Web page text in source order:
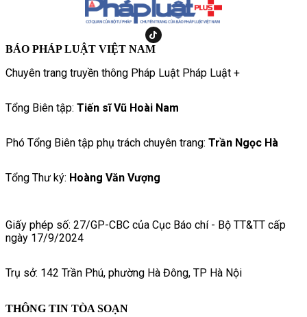
BÁO PHÁP LUẬT VIỆT NAM
Chuyên trang truyền thông Pháp Luật Pháp Luật +
Tổng Biên tập: Tiến sĩ Vũ Hoài Nam
Phó Tổng Biên tập phụ trách chuyên trang: Trần Ngọc Hà
Tổng Thư ký: Hoàng Văn Vượng
Giấy phép số: 27/GP-CBC của Cục Báo chí - Bộ TT&TT cấp
ngày 17/9/2024
Trụ sở: 142 Trần Phú, phường Hà Đông, TP Hà Nội
THÔNG TIN TÒA SOẠN